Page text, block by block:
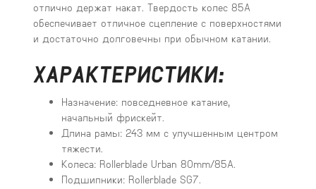
отлично держат накат. Твердость колес 85А
обеспечивает отличное сцепление с поверхностями
и достаточно долговечны при обычном катании.
ХАРАКТЕРИСТИКИ:
Назначение: повседневное катание,
начальный фрискейт.
Длина рамы: 243 мм с улучшенным центром
тяжести.
Колеса: Rollerblade Urban 80mm/85A.
Подшипники: Rollerblade SG7.